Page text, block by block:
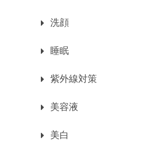
洗顔
睡眠
紫外線対策
美容液
美白